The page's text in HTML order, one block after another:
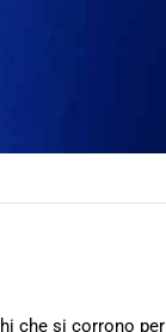
che si corrono per